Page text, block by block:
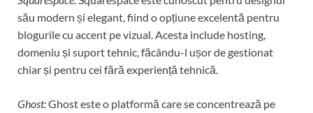
său modern și elegant, fiind o opțiune excelentă pentru
blogurile cu accent pe vizual. Acesta include hosting,
domeniu și suport tehnic, făcându-l ușor de gestionat
chiar și pentru cei fără experiență tehnică.
Ghost:Ghost este o platformă care se concentrează pe